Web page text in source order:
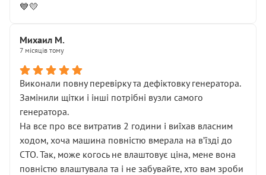
💙💛
Михаил М.
7 місяців тому
Виконали повну перевірку та дефіктовку генератора.
Замінили щітки і інші потрібні вузли самого
генератора.
На все про все витратив 2 години і виїхав власним
ходом, хоча машина повністю вмерала на вʼїзді до
СТО. Так, може когось не влаштовує ціна, мене вона
повністю влаштувала та і не забувайте, хто вам зроби